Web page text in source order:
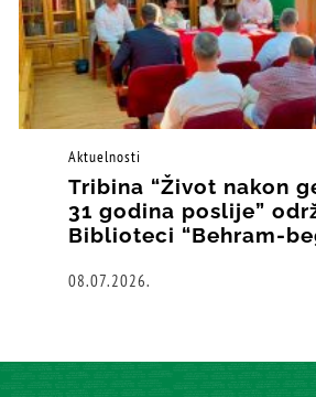
Aktuelnosti
Tribina “Život nakon
31 godina poslije”
Biblioteci “Behram-
08.07.2026.